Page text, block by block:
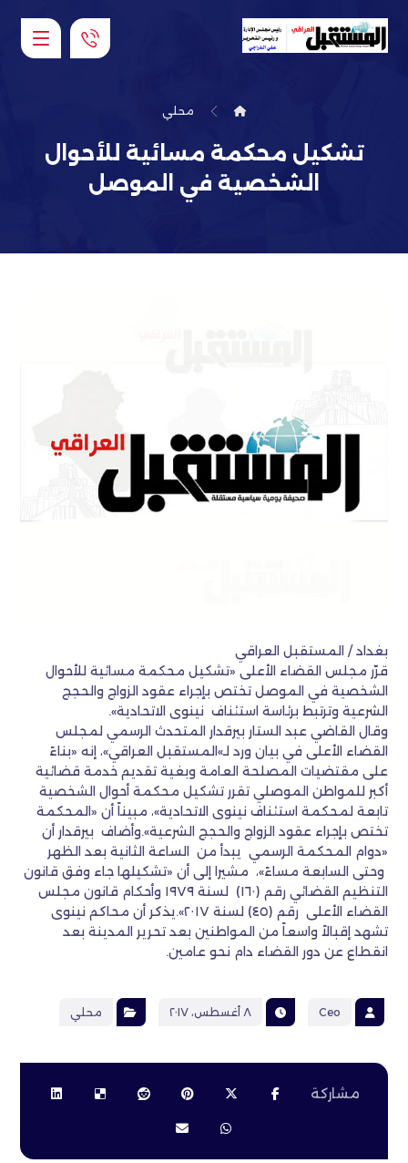
محلي
تشكيل محكمة مسائية للأحوال
الشخصية في الموصل
بغداد / المستقبل العراقي
قرّر مجلس القضاء الأعلى «تشكيل محكمة مسائية للأحوال
الشخصية في الموصل تختص بإجراء عقود الزواج والحجج
الشرعية وترتبط برئاسة استئناف نينوى الاتحادية».
وقال القاضي عبد الستار بيرقدار المتحدث الرسمي لمجلس
القضاء الأعلى في بيان ورد لـ»المستقبل العراقي»، إنه «بناءً
على مقتضيات المصلحة العامة وبغية تقديم خدمة قضائية
أكبر للمواطن الموصلي تقرر تشكيل محكمة أحوال الشخصية
تابعة لمحكمة استئناف نينوى الاتحادية»، مبيناً أن «المحكمة
تختص بإجراء عقود الزواج والحجج الشرعية».وأضاف بيرقدار أن
«دوام المحكمة الرسمي يبدأ من الساعة الثانية بعد الظهر
وحتى السابعة مساءً»، مشيرا إلى أن «تشكيلها جاء وفق قانون
التنظيم القضائي رقم (١٦٠) لسنة ١٩٧٩ وأحكام قانون مجلس
القضاء الأعلى رقم (٤٥) لسنة ٢٠١٧».يذكر أن محاكم نينوى
تشهد إقبالاً واسعاً من المواطنين بعد تحرير المدينة بعد
انقطاع عن دور القضاء دام نحو عامين.
Ceo ٨ أغسطس، ٢٠١٧ محلي